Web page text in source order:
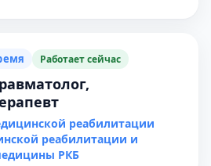
Работает сейчас
реабилитации
реабилитации и
РКБ